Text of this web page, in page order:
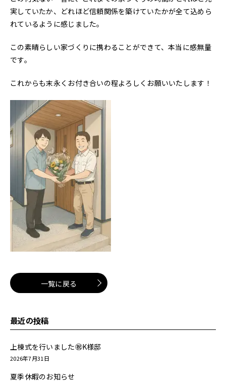
実していたか、どれほど信頼関係を築けていたかが全て込めら
れているように感じました。
この素晴らしい家づくりに携わることができて、本当に感無量
です。
これからも末永くお付き合いの程よろしくお願いいたします！
一覧に戻る
最近の投稿
上棟式を行いました㊗K様邸
2026年7月31日
夏季休暇のお知らせ